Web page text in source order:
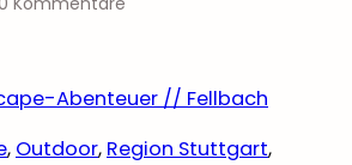
, Outdoor, Region Stuttgart